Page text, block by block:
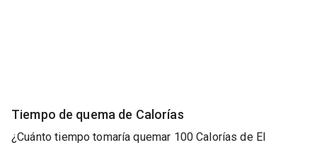
Tiempo de quema de Calorías
¿Cuánto tiempo tomaría quemar 100 Calorías de El